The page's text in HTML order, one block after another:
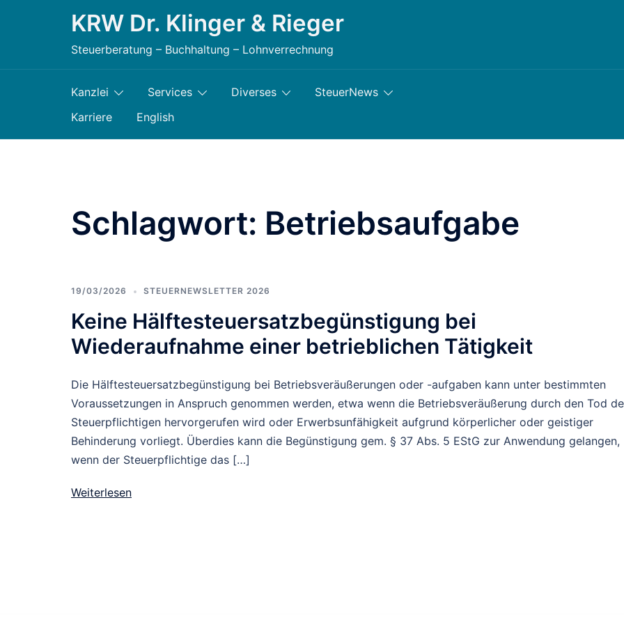
KRW Dr. Klinger & Rieger
Steuerberatung – Buchhaltung – Lohnverrechnung
Kanzlei Services Diverses
SteuerNews
Karriere
English
Schlagwort: Betriebsaufgabe
19/03/2026 STEUERNEWSLETTER 2026
Keine Hälftesteuersatzbegünstigung bei
Wiederaufnahme einer betrieblichen Tätigkeit
Die Hälftesteuersatzbegünstigung bei Betriebsveräußerungen oder -aufgaben kann unter bestimmten
Voraussetzungen in Anspruch genommen werden, etwa wenn die Betriebsveräußerung durch den Tod
Steuerpflichtigen hervorgerufen wird oder Erwerbsunfähigkeit aufgrund körperlicher oder geistiger
Behinderung vorliegt. Überdies kann die Begünstigung gem. § 37 Abs. 5 EStG zur Anwendung gelangen,
wenn der Steuerpflichtige das […]
Weiterlesen